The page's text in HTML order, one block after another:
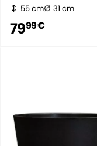
55 cm 31 cm
7999 €